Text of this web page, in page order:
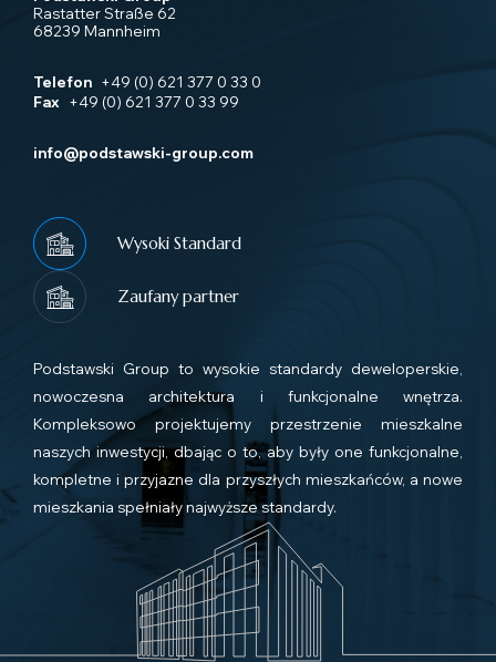
Rastatter Straße 62
68239 Mannheim
Telefon +49 (0) 621 377 0 33 0
Fax
+49 (0) 621 377 0 33 99
info@podstawski-group.com
Wysoki Standard
Zaufany partner
Podstawski Group to wysokie standardy deweloperskie,
nowoczesna architektura i funkcjonalne wnętrza.
Kompleksowo projektujemy przestrzenie mieszkalne
naszych inwestycji, dbając o to, aby były one funkcjonalne,
kompletne i przyjazne dla przyszłych mieszkańców, a nowe
mieszkania spełniały najwyższe standardy.